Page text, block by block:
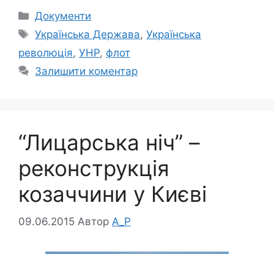
Категорії
Документи
Позначки
Українська Держава,Українська
революція, УНР, флот
Залишити коментар
“Лицарська ніч” –
реконструкція
козаччини у Києві
09.06.2015 Автор A_P